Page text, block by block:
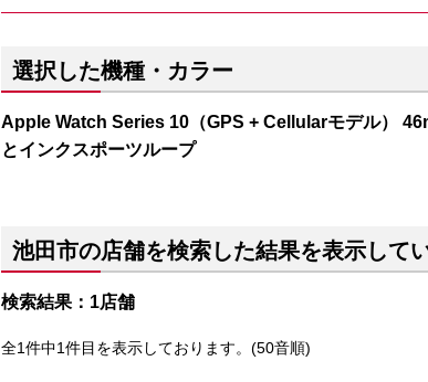
選択した機種・カラー
Apple Watch Series 10（GPS + Cellularモデル）
とインクスポーツループ
池田市の店舗を検索した結果を表示して
検索結果：1店舗
全1件中1件目を表示しております。(50音順)